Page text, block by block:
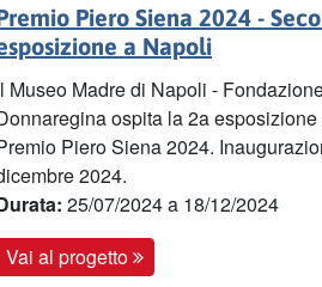
Piero Siena 2024 -
a Napoli
Museo Madre di Napoli -
ospita la 2a esposizione
Piero Siena 2024.
2024.
25/07/2024a 18/12/2024
Vai al progetto